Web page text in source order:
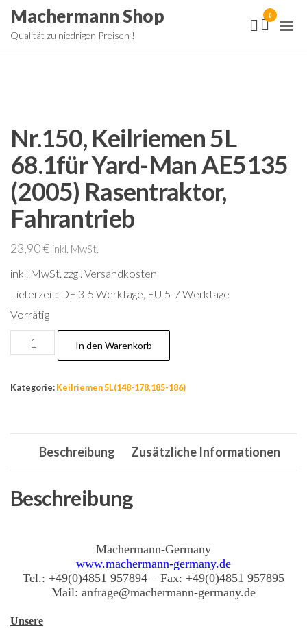
ZumMachermann Shop
Qualität zu niedrigen Preisen !
0
Nr.150, Keilriemen 5L
68.1für Yard-Man AE5135
(2005) Rasentraktor,
Fahrantrieb
23,90€ inkl. MwSt.
inkl. MwSt. zzgl. Versandkosten
Lieferzeit: DE 3-5 Werktage, EU 5-7 Werktage
Vorrätig
Nr.150,
Keilriemen
68.1für
AE5135
Rasentraktor,
In den Warenkorb
Kategorie: Keilriemen 5L(148-178,185-186)
Beschreibung Zusätzliche Informationen
Beschreibung
Machermann-Germany
www.machermann-germany.de
Tel.: +49(0)4851 957894 – Fax: +49(0)4851 957895
Mail: anfrage@machermann-germany.de
Unsere